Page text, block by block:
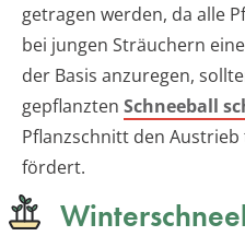
getragen werden, da alle
bei jungen Sträuchern
der Basis anzuregen,
gepflanzten Schneeball
Pflanzschnitt den
fördert.